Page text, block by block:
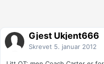
Gjest Ukjent666
Skrevet 5. januar 2012